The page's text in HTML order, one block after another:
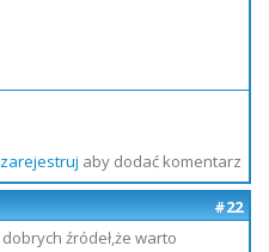
zarejestruj aby dodać komentarz
#22
źródeł,że warto